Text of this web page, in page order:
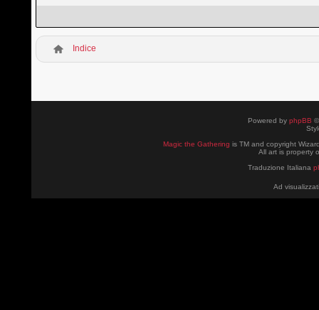
Indice
Powered by phpBB
Magic the Gathering is TM and copyright
All art is property
Traduzione Italiana
Ad